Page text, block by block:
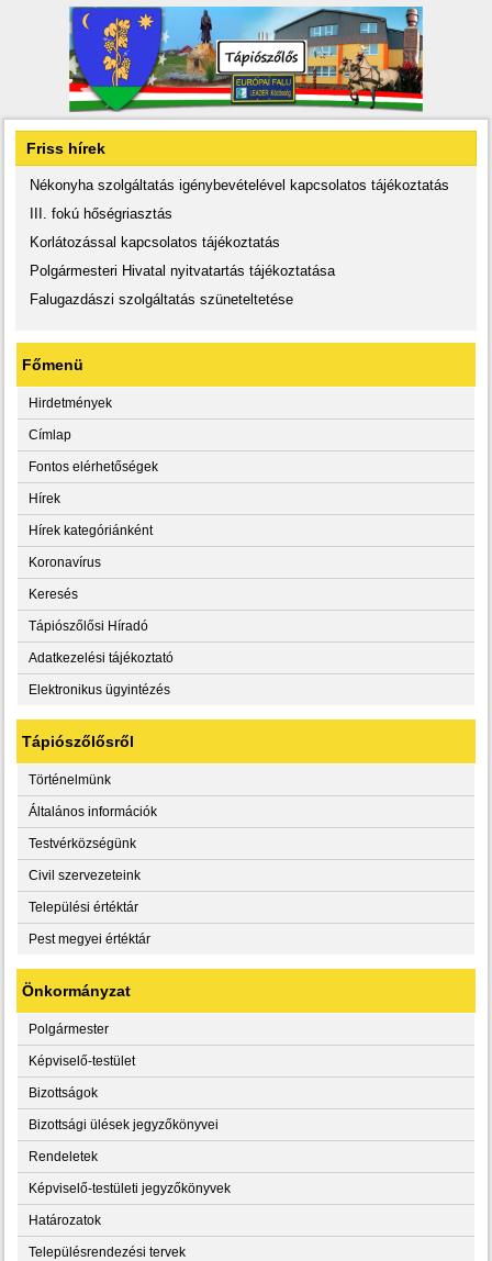
Friss hírek
Nékonyha szolgáltatás igénybevételével kapcsolatos tájékoztatás
III. fokú hőségriasztás
Korlátozással kapcsolatos tájékoztatás
Polgármesteri Hivatal nyitvatartás tájékoztatása
Falugazdászi szolgáltatás szüneteltetése
Főmenü
Hirdetmények
Címlap
Fontos elérhetőségek
Hírek
Hírek kategóriánként
Koronavírus
Keresés
Tápiószőlősi Híradó
Adatkezelési tájékoztató
Elektronikus ügyintézés
Tápiószőlősről
Történelmünk
Általános információk
Testvérközségünk
Civil szervezeteink
Települési értéktár
Pest megyei értéktár
Önkormányzat
Polgármester
Képviselő-testület
Bizottságok
Bizottsági ülések jegyzőkönyvei
Rendeletek
Képviselő-testületi jegyzőkönyvek
Határozatok
Településrendezési tervek